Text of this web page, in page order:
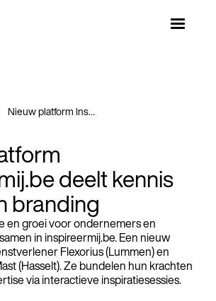
Nieuw platform Inspireermij.be deelt kennis over hr en branding
deelt kennis
branding
en groei voor ondernemers en
in inspireermij.be. Een nieuw
Flexorius (Lummen) en
(Hasselt). Ze bundelen hun krachten
via interactieve inspiratiesessies.